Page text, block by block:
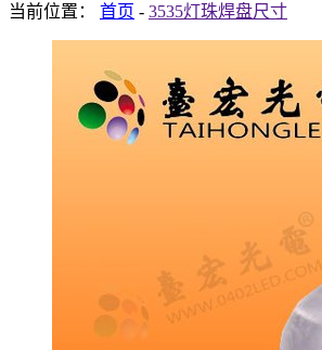
当前位置： 首页 - 3535灯珠焊盘尺寸